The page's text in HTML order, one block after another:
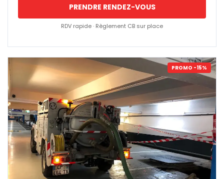
PRENDRE RENDEZ-VOUS
RDV rapide · Règlement CB sur place
PROMO -15%